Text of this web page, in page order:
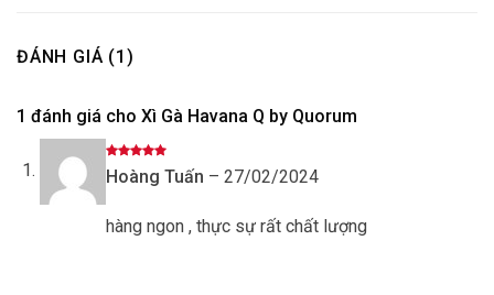
ĐÁNH GIÁ (1)
1 đánh giá cho Xì Gà Havana Q by Quorum
Được xếp
hạng5 5
Hoàng Tuấn – 27/02/2024
hàng ngon , thực sự rất chất lượng